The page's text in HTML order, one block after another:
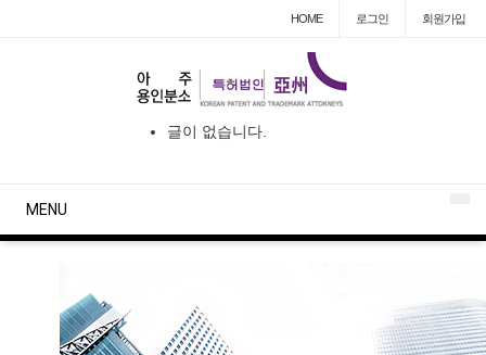
HOME 로그인 회원가입
글이 없습니다.
MENU